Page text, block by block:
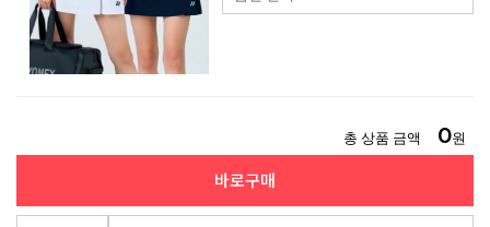
총 상품 금액 0원
바로구매